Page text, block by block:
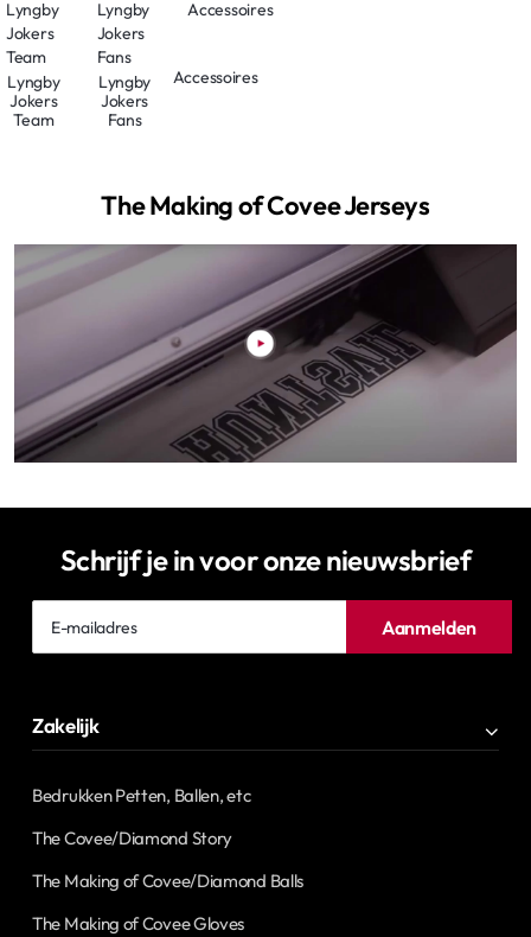
Lyngby
Jokers
Team
Lyngby
Jokers
Fans
Accessoires
The Making of Covee Jerseys
Schrijf je in voor onze nieuwsbrief
mailadres
Aanmelden
Zakelijk
Bedrukken Petten, Ballen, etc
The Covee/Diamond Story
The Making of Covee/Diamond Balls
The Making of Covee Gloves